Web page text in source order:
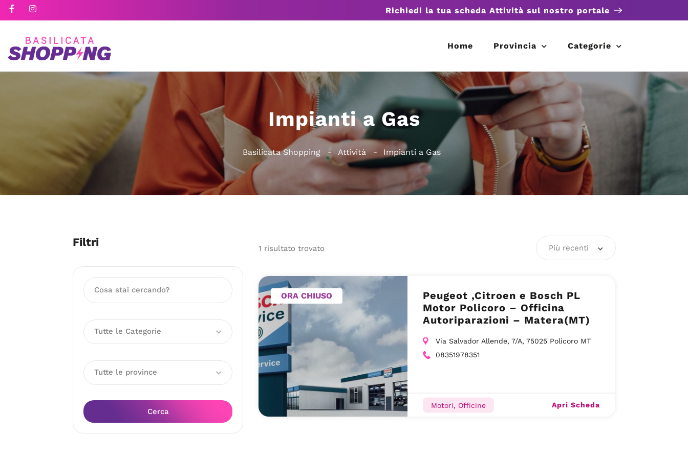
Richiedi la tua scheda Attività sul nostro portale
Home Provincia Categorie
Impianti a Gas
Basilicata Shopping Attività Impianti a Gas
Filtri
Tutte le Categorie
Tutte le province
Cerca
1 risultato trovato Più recenti
ORA CHIUSO
Peugeot ,Citroen e Bosch PL
Motor Policoro – Officina
Autoriparazioni – Matera(MT)
Via Salvador Allende, 7/A, 75025 Policoro MT
08351978351
Motori, Officine Apri Scheda